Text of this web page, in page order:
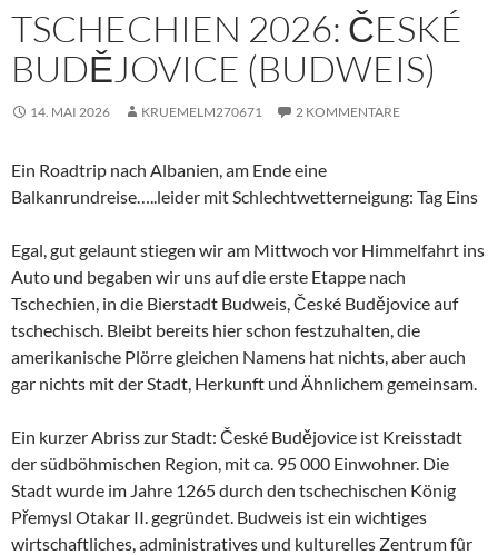
TSCHECHIEN 2026: ČESKÉ
BUDĚJOVICE (BUDWEIS)
14. MAI 2026 KRUEMELM270671 2 KOMMENTARE
Ein Roadtrip nach Albanien, am Ende eine
Balkanrundreise…..leider mit Schlechtwetterneigung: Tag Eins
Egal, gut gelaunt stiegen wir am Mittwoch vor Himmelfahrt ins
Auto und begaben wir uns auf die erste Etappe nach
Tschechien, in die Bierstadt Budweis, České Budějovice auf
tschechisch. Bleibt bereits hier schon festzuhalten, die
amerikanische Plörre gleichen Namens hat nichts, aber auch
gar nichts mit der Stadt, Herkunft und Ähnlichem gemeinsam.
Ein kurzer Abriss zur Stadt: České Budějovice ist Kreisstadt
der südböhmischen Region, mit ca. 95 000 Einwohner. Die
Stadt wurde im Jahre 1265 durch den tschechischen König
Přemysl Otakar II. gegründet. Budweis ist ein wichtiges
wirtschaftliches, administratives und kulturelles Zentrum fûr